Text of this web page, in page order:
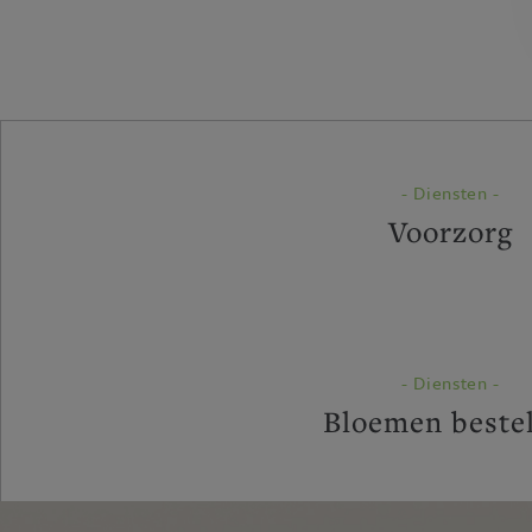
- Diensten -
Voorzorg
- Diensten -
Bloemen